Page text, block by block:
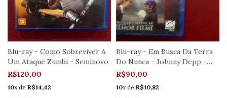
Blu-ray - Como Sobreviver A
Um Ataque Zumbi - Seminovo
R$120,00
10x de R$14,42
Blu-ray - Em Busca Da Terra
Do Nunca - Johnny Depp -
Novo
R$90,00
10x de R$10,82